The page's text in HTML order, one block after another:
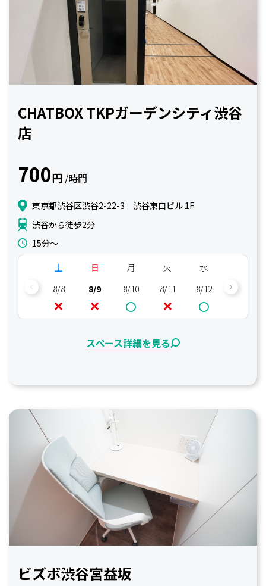
CHATBOX TKPガーデンシティ渋谷
店
700円 /時間
東京都渋谷区渋谷2-22-3 渋谷東口ビル 1F
渋谷から徒歩2分
15分〜
土
8/8
日
8/9
月
8/10
火
8/11
水
8/12
8/13
スペース詳細を見る
ビズボ渋谷宮益坂